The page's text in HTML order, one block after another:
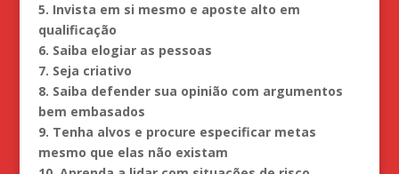
5. Invista em si mesmo e aposte alto em
qualificação
6. Saiba elogiar as pessoas
7. Seja criativo
8. Saiba defender sua opinião com argumentos
bem embasados
9. Tenha alvos e procure especificar metas
mesmo que elas não existam